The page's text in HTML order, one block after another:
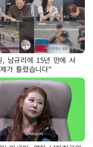
, 남규리에 15년 만에 사
가 틀렸습니다"